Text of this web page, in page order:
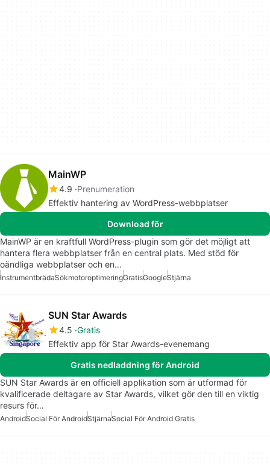
MainWP
4.9 Prenumeration
Effektiv hantering av WordPress-webbplatser
Download för
MainWP är en kraftfull WordPress-plugin som gör det möjligt att
hantera flera webbplatser från en central plats. Med stöd för
oändliga webbplatser och en…
InstrumentbrädaSökmotoroptimeringGratisGoogleStjärna
SUN Star Awards
4.5 Gratis
Effektiv app för Star Awards-evenemang
Gratis nedladdning för Android
SUN Star Awards är en officiell applikation som är utformad för
kvalificerade deltagare av Star Awards, vilket gör den till en viktig
resurs för…
AndroidSocial För AndroidStjärnaSocial För Android Gratis